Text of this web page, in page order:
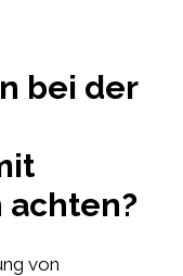
bei der
achten?
von